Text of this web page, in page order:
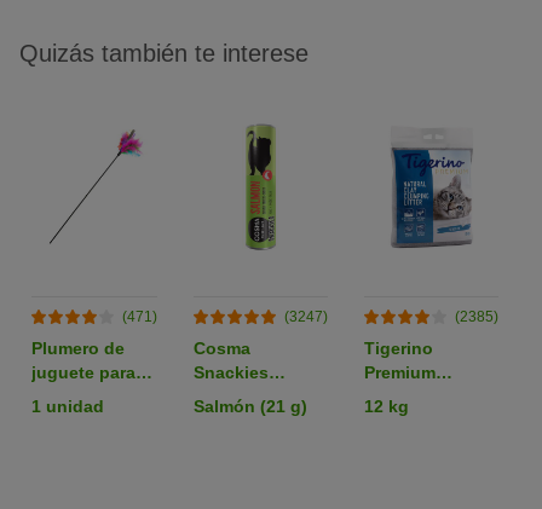
Quizás también te interese
(471)
Plumero de
juguete para
gatos
1 unidad
(3247)
Cosma
Snackies
liofilizados
snacks para
Salmón (21 g)
(2385)
Tigerino
Premium
Sensitive arena
aglomerante sin
12 kg